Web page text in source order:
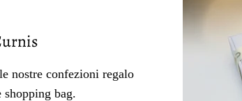
nostre confezioni regalo
bag.